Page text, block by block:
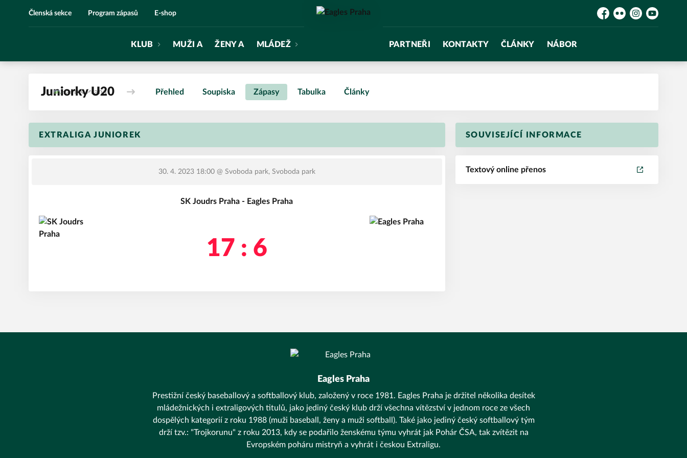
Členská sekce Program zápasů E-shop
Facebook
FlickrInstagramYouTube
KLUB MUŽI A ŽENY A MLÁDEŽ PARTNEŘI KONTAKTY ČLÁNKY NÁBOR
Juniorky U20 Přehled Soupiska Zápasy Tabulka Články
EXTRALIGA JUNIOREK
30. 4. 2023 18:00@ Svoboda park, Svoboda park
SK Joudrs Praha - Eagles Praha
17 : 6
SOUVISEJÍCÍ INFORMACE
Textový online přenos
Eagles Praha
Prestižní český baseballový a softballový klub, založený v roce 1981. Eagles Praha je držitel několika desítek
mládežnických i extraligových titulů, jako jediný český klub drží všechna vítězství v jednom roce ze všech
dospělých kategorií z roku 1988 (muži baseball, ženy a muži softball). Také jako jediný český softballový tým
drží tzv.: "Trojkorunu" z roku 2013, kdy se podařilo ženskému týmu vyhrát jak Pohár ČSA, tak zvítězit na
Evropském poháru mistryň a vyhrát i českou Extraligu.